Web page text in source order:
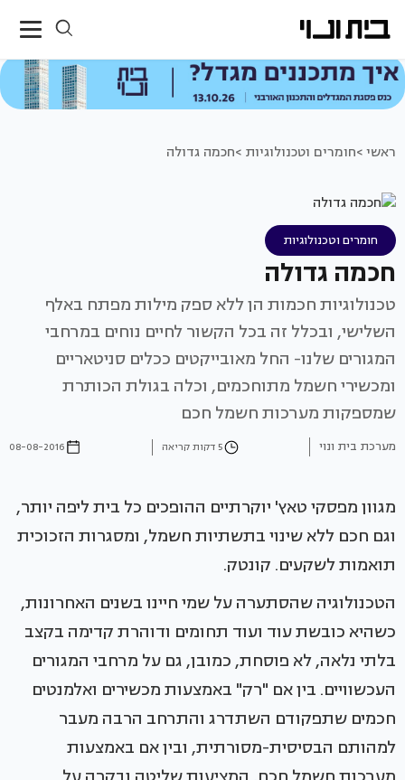
ראשי >חומרים וטכנולוגיות >חכמה גדולה
חומרים וטכנולוגיות
חכמה גדולה
טכנולוגיות חכמות הן ללא ספק מילות מפתח באלף
השלישי, ובכלל זה בכל הקשור לחיים נוחים במרחבי
המגורים שלנו- החל מאובייקטים ככלים סניטאריים
ומכשירי חשמל מתוחכמים, וכלה בגולת הכותרת
שמספקות מערכות חשמל חכם
מערכת בית ונוי 5 דקות קריאה 08-08-2016
מגוון מפסקי טאץ' יוקרתיים ההופכים כל בית ליפה יותר,
וגם חכם ללא שינוי בתשתיות חשמל, ומסגרות הזכוכית
תואמות לשקעים. קונטק.
הטכנולוגיה שהסתערה על שמי חיינו בשנים האחרונות,
כשהיא כובשת עוד ועוד תחומים ודוהרת קדימה בקצב
בלתי נלאה, לא פוסחת, כמובן, גם על מרחבי המגורים
העכשוויים. בין אם "רק" באמצעות מכשירים ואלמנטים
חכמים שתפקודם השתדרג והתרחב הרבה מעבר
למהותם הבסיסית-מסורתית, ובין אם באמצעות